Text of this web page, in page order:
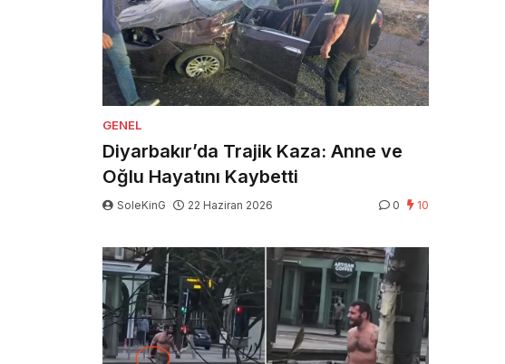
GENEL
Diyarbakır’da Trajik Kaza: Anne ve
Oğlu Hayatını Kaybetti
SoleKinG 22 Haziran 2026 0 10